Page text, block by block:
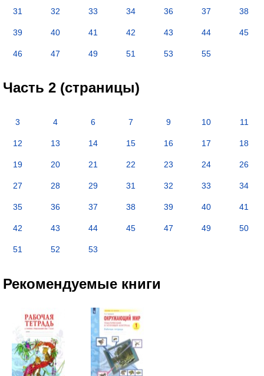
31 32 33 34 36 37 38
39 40 41 42 43 44 45
46 47 49 51 53 55
Часть 2 (страницы)
3 4 6 7 9 10 11
12 13 14 15 16 17 18
19 20 21 22 23 24 26
27 28 29 31 32 33 34
35 36 37 38 39 40 41
42 43 44 45 47 49 50
51 52 53
Рекомендуемые книги